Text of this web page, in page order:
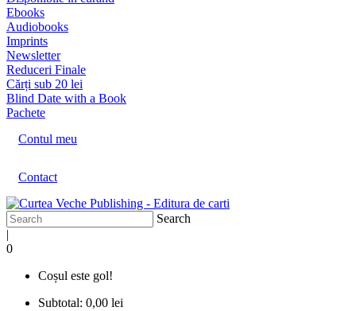
Ebooks
Audiobooks
Imprints
Newsletter
Reduceri Finale
Cărți sub 20 lei
Blind Date with a Book
Pachete
Contul meu
Contact
Search
|
0
Coșul este gol!
Subtotal: 0,00 lei